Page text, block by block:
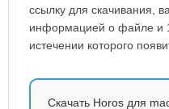
ссылку для скачивания,
информацией о файле и
истечении которого
Скачать Horos для